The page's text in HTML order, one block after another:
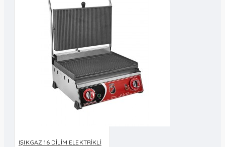
IŞIKGAZ 16 DİLİM ELEKTRİKLİ